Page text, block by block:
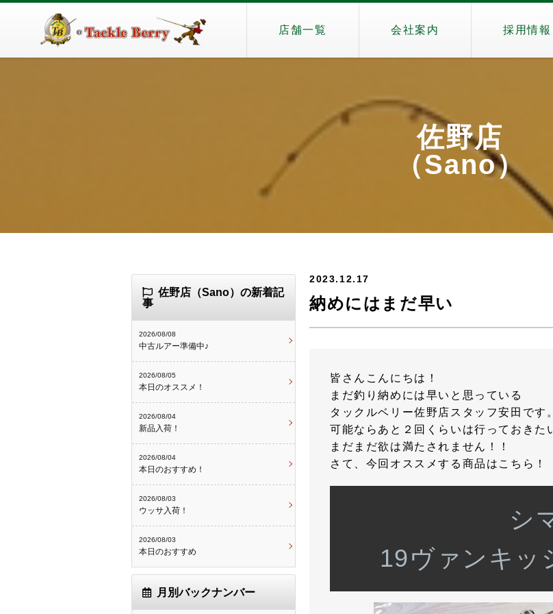
店舗一覧 会社案内 採用情報
佐野店
（Sano）
2023.12.17
納めにはまだ早い
皆さんこんにちは！
まだ釣り納めには早いと思っている
タックルベリー佐野店スタッフ安田です。
可能ならあと２回くらいは行っておきた
まだまだ欲は満たされません！！
さて、今回オススメする商品はこちら！
シ
19ヴァンキッ
佐野店（Sano）の新着記
事
2026/08/08
中古ルアー準備中♪
2026/08/05
本日のオススメ！
2026/08/04
新品入荷！
2026/08/04
本日のおすすめ！
2026/08/03
ウッサ入荷！
2026/08/03
本日のおすすめ
月別バックナンバー